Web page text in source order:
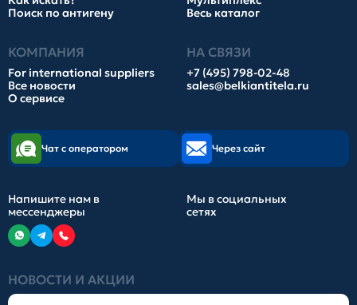
Поиск по антигену
Весь каталог
КОМПАНИЯ
For international suppliers
Все новости
О сервисе
НА СВЯЗИ
+7 (495) 798-02-48
sales@belkiantitela.ru
НОВОСТИ И АКЦИИ
Чат с оператором Через сайт
Напишите нам в
мессенджеры
Мы в социальных
сетях